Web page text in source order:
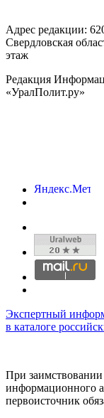
Адрес редакции:
Свердловская
этаж
Редакция
«УралПолит.ру»
Экспертный
в каталоге
При
информационного
первоисточник